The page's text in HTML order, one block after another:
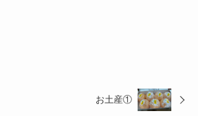
お土産①